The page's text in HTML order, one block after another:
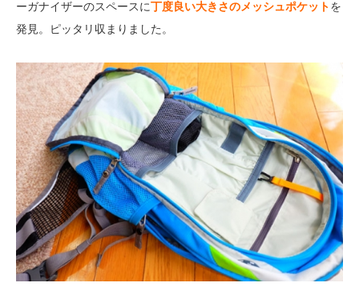
ーガナイザーのスペースに丁度良い大きさのメッシュポケットを
発見。ピッタリ収まりました。